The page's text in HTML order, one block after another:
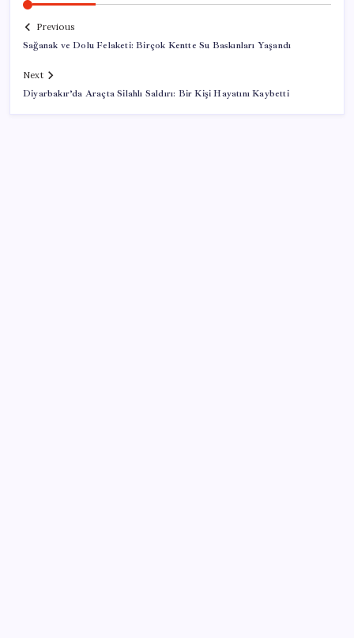
Previous
Sağanak ve Dolu Felaketi: Birçok Kentte Su Baskınları Yaşandı
Next
Diyarbakır’da Araçta Silahlı Saldırı: Bir Kişi Hayatını Kaybetti